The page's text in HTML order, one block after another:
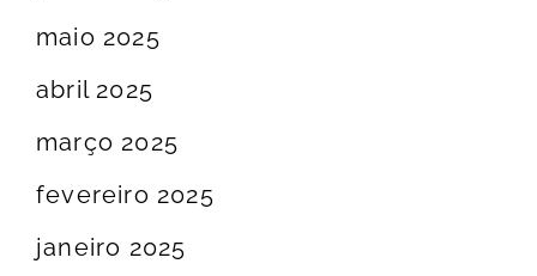
maio 2025
abril 2025
março 2025
fevereiro 2025
janeiro 2025